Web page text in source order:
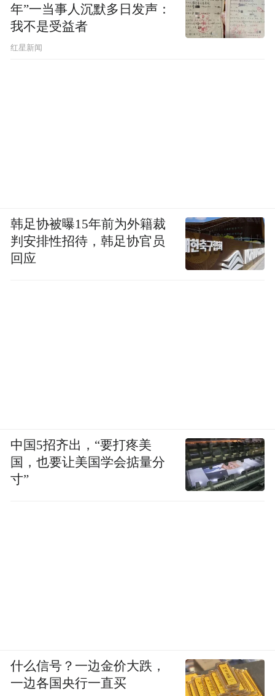
年”一当事人沉默多日发声：
我不是受益者
红星新闻
韩足协被曝15年前为外籍裁
判安排性招待，韩足协官员
回应
中国5招齐出，“要打疼美
国，也要让美国学会掂量分
寸”
什么信号？一边金价大跌，
一边各国央行一直买